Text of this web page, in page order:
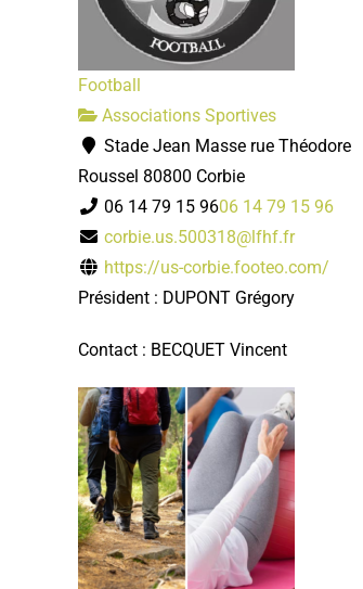
Football
Associations Sportives
Stade Jean Masse rue Théodore
Roussel 80800 Corbie
06 14 79 15 9606 14 79 15 96
corbie.us.500318@lfhf.fr
https://us-corbie.footeo.com/
Président : DUPONT Grégory
Contact : BECQUET Vincent